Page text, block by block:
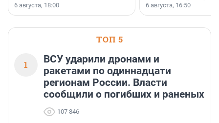
6 августа, 18:00
номинации «Самый
застройщик
области».
6 августа, 16:50
ТОП 5
1
ВСУ ударили дронами и
ракетами по одиннадцати
регионам России. Власти
сообщили о погибших и раненых
107 846